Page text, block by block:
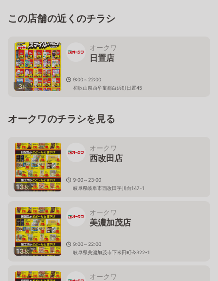
この店舗の近くのチラシ
3枚
オークワ
日置店
9:00～22:00
和歌山県西牟婁郡白浜町日置45
オークワのチラシを見る
13枚
オークワ
西改田店
9:00～23:00
岐阜県岐阜市西改田字川向147-1
13枚
オークワ
美濃加茂店
9:00～22:00
岐阜県美濃加茂市下米田町今322-1
オークワ